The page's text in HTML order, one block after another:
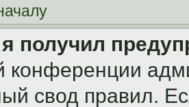
получил
конференции
свод правил.